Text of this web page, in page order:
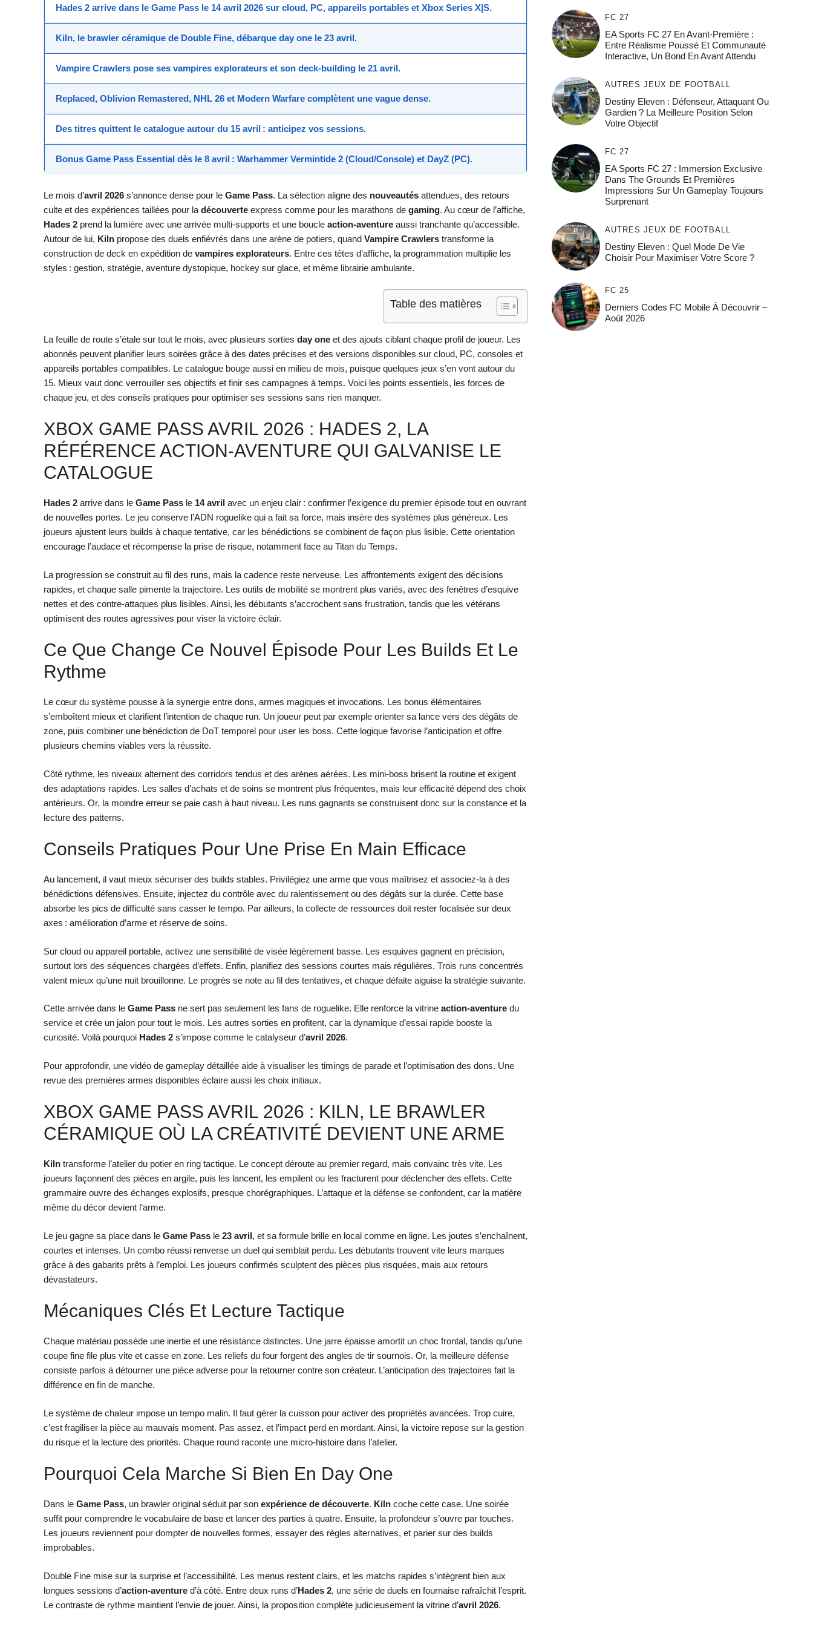
Hades 2 arrive dans le Game Pass le 14 avril 2026 sur cloud, PC, appareils portables et Xbox Series X|S.
Kiln, le brawler céramique de Double Fine, débarque day one le 23 avril.
Vampire Crawlers pose ses vampires explorateurs et son deck-building le 21 avril.
Replaced, Oblivion Remastered, NHL 26 et Modern Warfare complètent une vague dense.
Des titres quittent le catalogue autour du 15 avril : anticipez vos sessions.
Bonus Game Pass Essential dès le 8 avril : Warhammer Vermintide 2 (Cloud/Console) et DayZ (PC).
Le mois d’avril 2026 s’annonce dense pour le Game Pass. La sélection aligne des nouveautés attendues, des retours
culte et des expériences taillées pour la découverte express comme pour les marathons de gaming. Au cœur de l’affiche,
Hades 2 prend la lumière avec une arrivée multi-supports et une boucle action-aventure aussi tranchante qu’accessible.
Autour de lui, Kiln propose des duels enfiévrés dans une arène de potiers, quand Vampire Crawlers transforme la
construction de deck en expédition de vampires explorateurs. Entre ces têtes d’affiche, la programmation multiplie les
styles : gestion, stratégie, aventure dystopique, hockey sur glace, et même librairie ambulante.
Table des matières
La feuille de route s’étale sur tout le mois, avec plusieurs sorties day one et des ajouts ciblant chaque profil de joueur. Les
abonnés peuvent planifier leurs soirées grâce à des dates précises et des versions disponibles sur cloud, PC, consoles et
appareils portables compatibles. Le catalogue bouge aussi en milieu de mois, puisque quelques jeux s’en vont autour du
15. Mieux vaut donc verrouiller ses objectifs et finir ses campagnes à temps. Voici les points essentiels, les forces de
chaque jeu, et des conseils pratiques pour optimiser ses sessions sans rien manquer.
XBOX GAME PASS AVRIL 2026 : HADES 2, LA
RÉFÉRENCE ACTION-AVENTURE QUI GALVANISE LE
CATALOGUE
Hades 2 arrive dans le Game Pass le 14 avril avec un enjeu clair : confirmer l’exigence du premier épisode tout en ouvrant
de nouvelles portes. Le jeu conserve l’ADN roguelike qui a fait sa force, mais insère des systèmes plus généreux. Les
joueurs ajustent leurs builds à chaque tentative, car les bénédictions se combinent de façon plus lisible. Cette orientation
encourage l’audace et récompense la prise de risque, notamment face au Titan du Temps.
La progression se construit au fil des runs, mais la cadence reste nerveuse. Les affrontements exigent des décisions
rapides, et chaque salle pimente la trajectoire. Les outils de mobilité se montrent plus variés, avec des fenêtres d’esquive
nettes et des contre-attaques plus lisibles. Ainsi, les débutants s’accrochent sans frustration, tandis que les vétérans
optimisent des routes agressives pour viser la victoire éclair.
Ce Que Change Ce Nouvel Épisode Pour Les Builds Et Le
Rythme
Le cœur du système pousse à la synergie entre dons, armes magiques et invocations. Les bonus élémentaires
s’emboîtent mieux et clarifient l’intention de chaque run. Un joueur peut par exemple orienter sa lance vers des dégâts de
zone, puis combiner une bénédiction de DoT temporel pour user les boss. Cette logique favorise l’anticipation et offre
plusieurs chemins viables vers la réussite.
Côté rythme, les niveaux alternent des corridors tendus et des arènes aérées. Les mini-boss brisent la routine et exigent
des adaptations rapides. Les salles d’achats et de soins se montrent plus fréquentes, mais leur efficacité dépend des choix
antérieurs. Or, la moindre erreur se paie cash à haut niveau. Les runs gagnants se construisent donc sur la constance et la
lecture des patterns.
Conseils Pratiques Pour Une Prise En Main Efficace
Au lancement, il vaut mieux sécuriser des builds stables. Privilégiez une arme que vous maîtrisez et associez-la à des
bénédictions défensives. Ensuite, injectez du contrôle avec du ralentissement ou des dégâts sur la durée. Cette base
absorbe les pics de difficulté sans casser le tempo. Par ailleurs, la collecte de ressources doit rester focalisée sur deux
axes : amélioration d’arme et réserve de soins.
Sur cloud ou appareil portable, activez une sensibilité de visée légèrement basse. Les esquives gagnent en précision,
surtout lors des séquences chargées d’effets. Enfin, planifiez des sessions courtes mais régulières. Trois runs concentrés
valent mieux qu’une nuit brouillonne. Le progrès se note au fil des tentatives, et chaque défaite aiguise la stratégie suivante.
Cette arrivée dans le Game Pass ne sert pas seulement les fans de roguelike. Elle renforce la vitrine action-aventure du
service et crée un jalon pour tout le mois. Les autres sorties en profitent, car la dynamique d’essai rapide booste la
curiosité. Voilà pourquoi Hades 2 s’impose comme le catalyseur d’avril 2026.
Pour approfondir, une vidéo de gameplay détaillée aide à visualiser les timings de parade et l’optimisation des dons. Une
revue des premières armes disponibles éclaire aussi les choix initiaux.
XBOX GAME PASS AVRIL 2026 : KILN, LE BRAWLER
CÉRAMIQUE OÙ LA CRÉATIVITÉ DEVIENT UNE ARME
Kiln transforme l’atelier du potier en ring tactique. Le concept déroute au premier regard, mais convainc très vite. Les
joueurs façonnent des pièces en argile, puis les lancent, les empilent ou les fracturent pour déclencher des effets. Cette
grammaire ouvre des échanges explosifs, presque chorégraphiques. L’attaque et la défense se confondent, car la matière
même du décor devient l’arme.
Le jeu gagne sa place dans le Game Pass le 23 avril, et sa formule brille en local comme en ligne. Les joutes s’enchaînent,
courtes et intenses. Un combo réussi renverse un duel qui semblait perdu. Les débutants trouvent vite leurs marques
grâce à des gabarits prêts à l’emploi. Les joueurs confirmés sculptent des pièces plus risquées, mais aux retours
dévastateurs.
Mécaniques Clés Et Lecture Tactique
Chaque matériau possède une inertie et une résistance distinctes. Une jarre épaisse amortit un choc frontal, tandis qu’une
coupe fine file plus vite et casse en zone. Les reliefs du four forgent des angles de tir sournois. Or, la meilleure défense
consiste parfois à détourner une pièce adverse pour la retourner contre son créateur. L’anticipation des trajectoires fait la
différence en fin de manche.
Le système de chaleur impose un tempo malin. Il faut gérer la cuisson pour activer des propriétés avancées. Trop cuire,
c’est fragiliser la pièce au mauvais moment. Pas assez, et l’impact perd en mordant. Ainsi, la victoire repose sur la gestion
du risque et la lecture des priorités. Chaque round raconte une micro-histoire dans l’atelier.
Pourquoi Cela Marche Si Bien En Day One
Dans le Game Pass, un brawler original séduit par son expérience de découverte. Kiln coche cette case. Une soirée
suffit pour comprendre le vocabulaire de base et lancer des parties à quatre. Ensuite, la profondeur s’ouvre par touches.
Les joueurs reviennent pour dompter de nouvelles formes, essayer des règles alternatives, et parier sur des builds
improbables.
Double Fine mise sur la surprise et l’accessibilité. Les menus restent clairs, et les matchs rapides s’intègrent bien aux
longues sessions d’action-aventure d’à côté. Entre deux runs d’Hades 2, une série de duels en fournaise rafraîchit l’esprit.
Le contraste de rythme maintient l’envie de jouer. Ainsi, la proposition complète judicieusement la vitrine d’avril 2026.
FC 27
EA Sports FC 27 En Avant-Première :
Entre Réalisme Poussé Et Communauté
Interactive, Un Bond En Avant Attendu
AUTRES JEUX DE FOOTBALL
Destiny Eleven : Défenseur, Attaquant Ou
Gardien ? La Meilleure Position Selon
Votre Objectif
FC 27
EA Sports FC 27 : Immersion Exclusive
Dans The Grounds Et Premières
Impressions Sur Un Gameplay Toujours
Surprenant
AUTRES JEUX DE FOOTBALL
Destiny Eleven : Quel Mode De Vie
Choisir Pour Maximiser Votre Score ?
FC 25
Derniers Codes FC Mobile À Découvrir –
Août 2026